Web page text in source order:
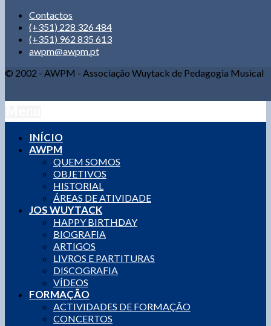
Contactos
(+351) 228 326 484
(+351) 962 835 613
awpm@awpm.pt
© 2002 - AWPM - Associação Wuytack de Pedagogia Musical
INÍCIO
AWPM
QUEM SOMOS
OBJETIVOS
HISTORIAL
ÁREAS DE ATIVIDADE
JOS WUYTACK
HAPPY BIRTHDAY
BIOGRAFIA
ARTIGOS
LIVROS E PARTITURAS
DISCOGRAFIA
VÍDEOS
FORMAÇÃO
ACTIVIDADES DE FORMAÇÃO
CONCERTOS